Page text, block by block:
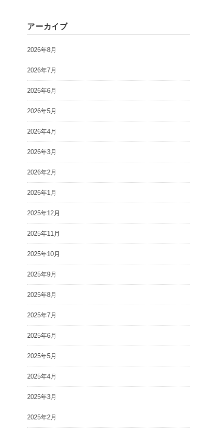
アーカイブ
2026年8月
2026年7月
2026年6月
2026年5月
2026年4月
2026年3月
2026年2月
2026年1月
2025年12月
2025年11月
2025年10月
2025年9月
2025年8月
2025年7月
2025年6月
2025年5月
2025年4月
2025年3月
2025年2月